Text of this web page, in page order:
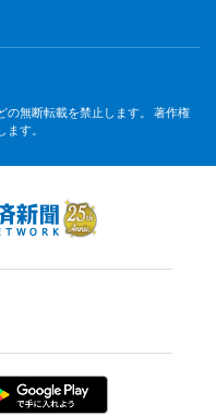
の無断転載を禁止します。 著作権
す。